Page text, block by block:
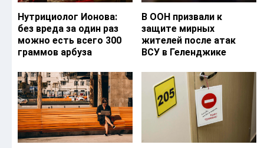
Нутрициолог Ионова:
без вреда за один раз
можно есть всего 300
граммов арбуза
В ООН призвали к
защите мирных
жителей после атак
ВСУ в Геленджике